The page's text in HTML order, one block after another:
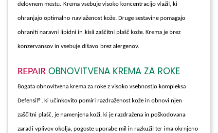
delovnem mestu. Krema vsebuje visoko koncentracijo vlažil, ki
ohranjajo optimalno navlaženost kože. Druge sestavine pomagajo
ohraniti naravni lipidni in kisli zaščitni plašč kože. Krema je brez
konzervansov in vsebuje dišavo brez alergenov.
REPAIR OBNOVITVENA KREMA ZA ROKE
Bogata obnovitvena krema za roke z visoko vsebnostjo kompleksa
Defensil®, ki učinkovito pomiri razdraženost kože in obnovi njen
zaščitni plašč, je namenjena koži, ki je razdražena in poškodovana
zaradi vplivov okolja, pogoste uporabe mil in razkužil ter ima okrnjeno